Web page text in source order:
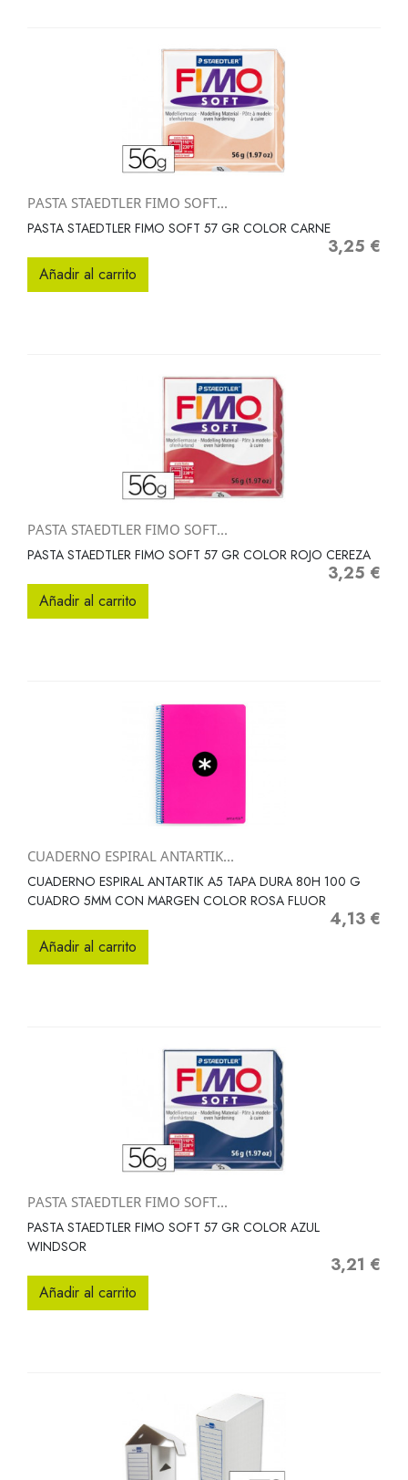
PASTA STAEDTLER FIMO SOFT...
PASTA STAEDTLER FIMO SOFT 57 GR COLOR CARNE
Precio
3,25 €
Añadir al carrito
PASTA STAEDTLER FIMO SOFT...
PASTA STAEDTLER FIMO SOFT 57 GR COLOR ROJO CEREZA
Precio
3,25 €
Añadir al carrito
CUADERNO ESPIRAL ANTARTIK...
CUADERNO ESPIRAL ANTARTIK A5 TAPA DURA 80H 100 G
CUADRO 5MM CON MARGEN COLOR ROSA FLUOR
Precio
4,13 €
Añadir al carrito
PASTA STAEDTLER FIMO SOFT...
PASTA STAEDTLER FIMO SOFT 57 GR COLOR AZUL
WINDSOR
Precio
3,21 €
Añadir al carrito